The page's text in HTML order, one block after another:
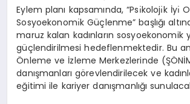
Eylem planı kapsamında, “Psı̇kolojı̇k İyı̇
Sosyoekonomı̇k Güçlenme” başlığı
maruz kalan kadınların sosyoekonomik
güçlendirilmesi hedeflenmektedir. Bu
Önleme ve İzleme Merkezlerinde
danışmanları görevlendirilecek ve
eğitimi ile kariyer danışmanlığı